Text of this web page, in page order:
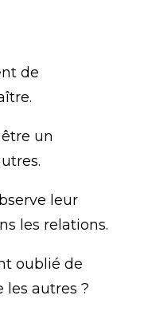
de
un
leur
les relations.
oublié de
les autres ?